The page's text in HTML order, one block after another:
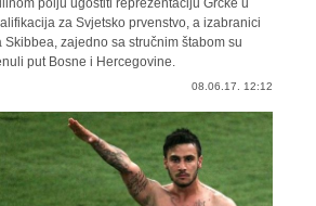
za Svjetsko prvenstvo, a izabranici
Skibbea, zajedno sa stručnim štabom su
put Bosne i Hercegovine.
08.06.17. 12:12